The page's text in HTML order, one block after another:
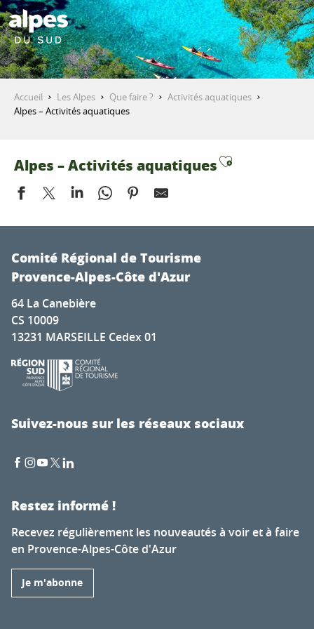
Aller
au
contenu
principal
DÉCOUVRIR
QUE FAIRE ?
SÉJOURNER
ESPACE PRO
Accueil Les Alpes Que faire ?
Activités aquatiques
Alpes – Activités aquatiques
Alpes – Activités aquatiquesAjouter
Canyon du Rabou - Esprit Montagne
Rafting famille avec Oueds & Rios
Canyoning découverte - Canyon du Rio Sourd avec
Hydrospeed
Découverte du canoë gonflable
Montagnes d'Ubaye : balade aqua-ludique
Hydrospeed avec Rock'n Raft
Cours de natation
L’Odyssée du Guil, Rafting Sportif et Sauvage dans la
Aqua-rando avec Hike2River
Comité Régional de Tourisme
Provence-Alpes-Côte d'Azur
64 La Canebière
CS 10009
13231 MARSEILLE Cedex 01
Suivez-nous sur les réseaux sociaux
Restez informé !
Recevez régulièrement les nouveautés à voir et à faire
en Provence-Alpes-Côte d'Azur
Je m'abonne